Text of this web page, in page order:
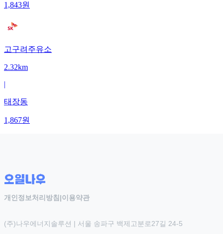
1,843원
고구려주유소
2.32km
|
태장동
1,867원
개인정보처리방침 |이용약관
(주)나우에너지솔루션 | 서울 송파구 백제고분로27길 24-5